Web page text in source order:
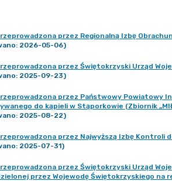
przez Regionalną Izbę
2026-05-06)
przez Świętokrzyski Urząd
2025-09-23)
przez Państwowy Powiatowy
do kąpieli w Stąporkowie (Zbiornik
2025-08-22)
przez Najwyższą Izbę Kontroli
2025-07-31)
przez Świętokrzyski Urząd
przez Wojewodę Świętokrzyskiego na